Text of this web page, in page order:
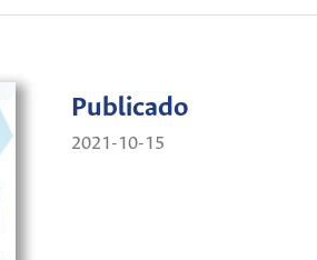
Publicado
2021-10-15